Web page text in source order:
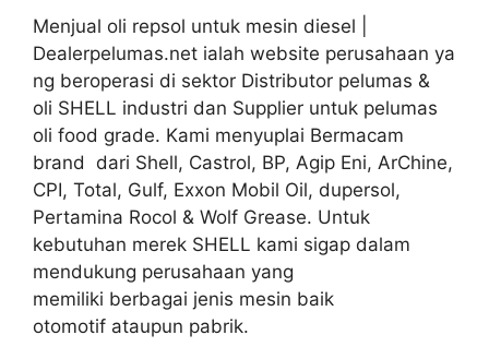
Menjual oli repsol untuk mesin diesel |
Dealerpelumas.net ialah website perusahaan ya
ng beroperasi di sektor Distributor pelumas &
oli SHELL industri dan Supplier untuk pelumas
oli food grade. Kami menyuplai Bermacam
brand dari Shell, Castrol, BP, Agip Eni, ArChine,
CPI, Total, Gulf, Exxon Mobil Oil, dupersol,
Pertamina Rocol & Wolf Grease. Untuk
kebutuhan merek SHELL kami sigap dalam
mendukung perusahaan yang
memiliki berbagai jenis mesin baik
otomotif ataupun pabrik.